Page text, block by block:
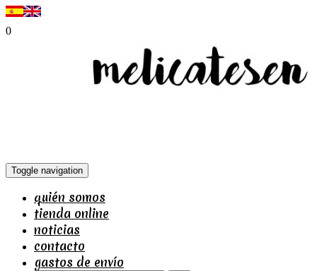
0
Toggle navigation
quién somos
tienda online
noticias
contacto
gastos de envío